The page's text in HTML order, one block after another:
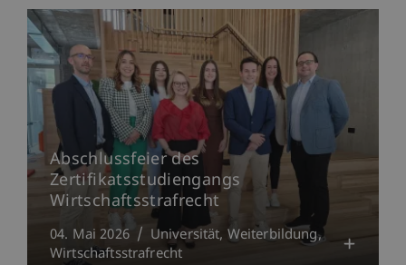
Abschlussfeier des
Zertifikatsstudiengangs
Wirtschaftsstrafrecht
04. Mai 2026 Universität Weiterbildung
Wirtschaftsstrafrecht